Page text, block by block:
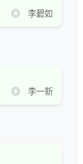
◎ 李碧如
◎ 李一新